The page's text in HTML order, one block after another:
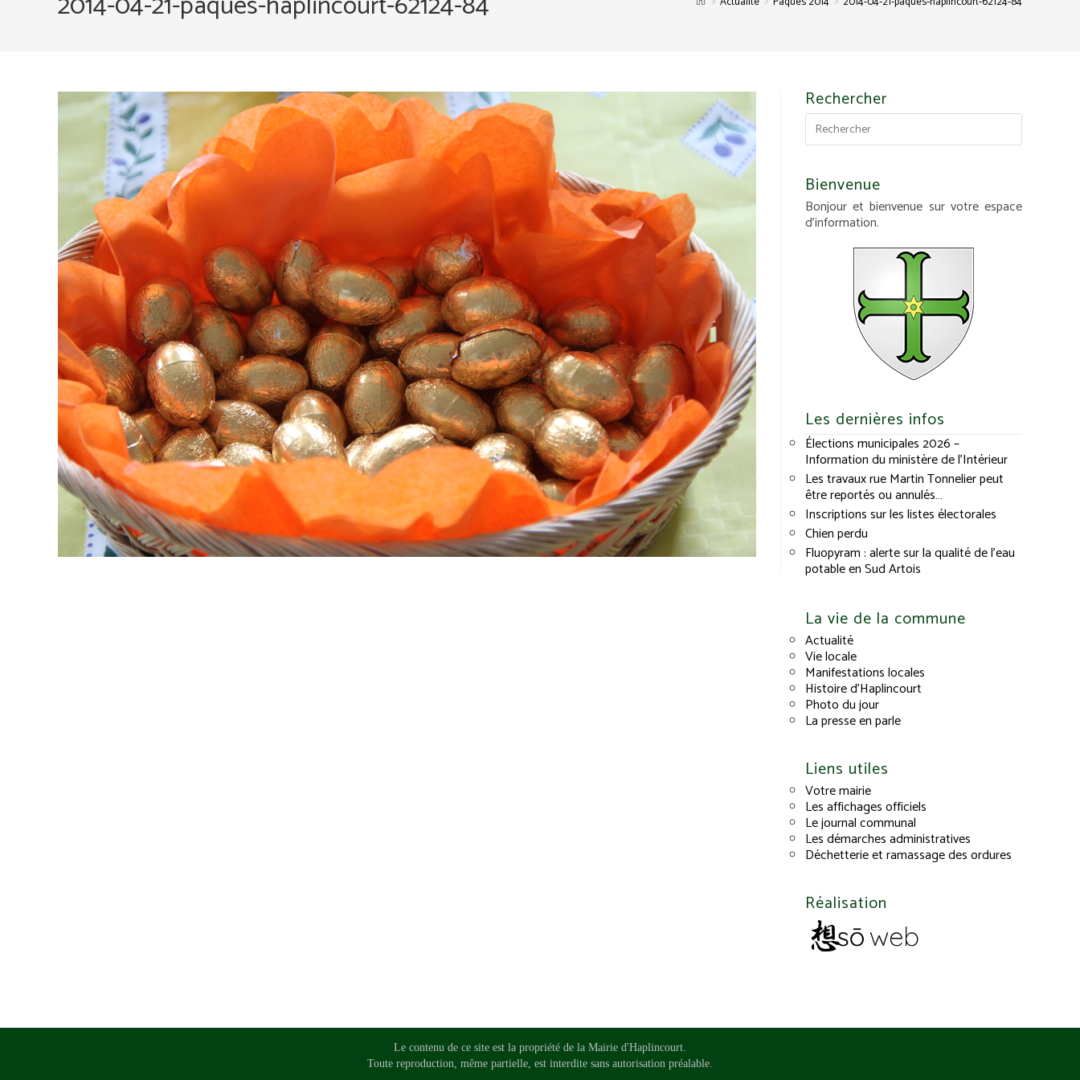
Rechercher
Bienvenue
Bonjour et bienvenue sur votre espace
d'information.
Les dernières infos
Élections municipales 2026 –
Information du ministère de l’Intérieur
Les travaux rue Martin Tonnelier peut
être reportés ou annulés…
Inscriptions sur les listes électorales
Chien perdu
Fluopyram : alerte sur la qualité de l’eau
potable en Sud Artois
La vie de la commune
Actualité
Vie locale
Manifestations locales
Histoire d’Haplincourt
Photo du jour
La presse en parle
Liens utiles
Votre mairie
Les affichages officiels
Le journal communal
Les démarches administratives
Déchetterie et ramassage des ordures
Réalisation
Le contenu de ce site est la propriété de la Mairie d'Haplincourt.
Toute reproduction, même partielle, est interdite sans autorisation préalable.